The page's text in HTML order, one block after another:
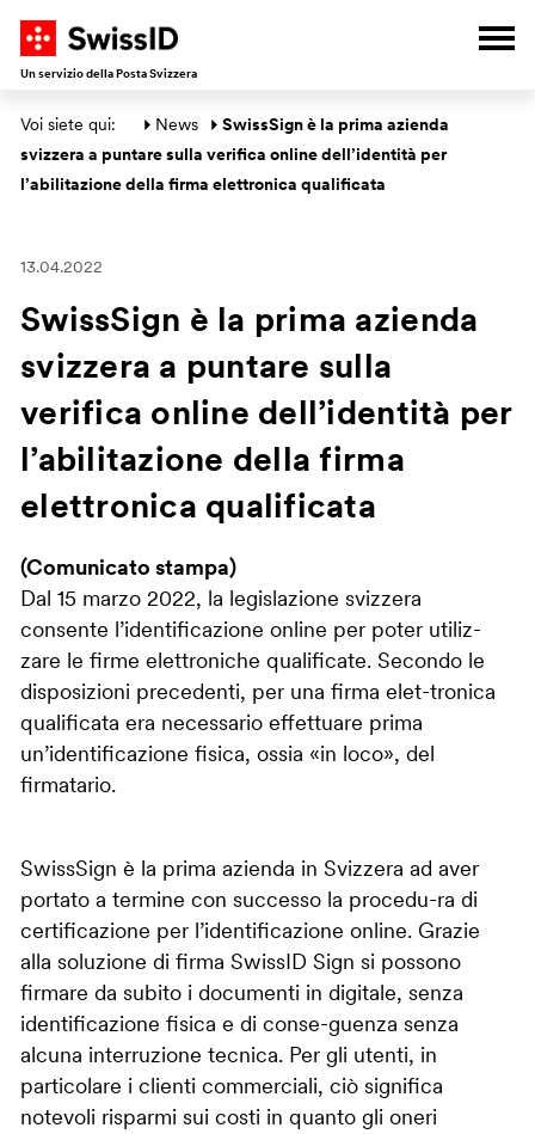
Un servizio della Posta Svizzera
Area principale
Voi siete qui: News
SwissSign è la prima azienda
svizzera a puntare sulla verifica online dell’identità per
l’abilitazione della firma elettronica qualificata
13.04.2022
SwissSign è la prima azienda
svizzera a puntare sulla
verifica online dell’identità per
l’abilitazione della firma
elettronica qualificata
(Comunicato stampa)
Dal 15 marzo 2022, la legislazione svizzera
consente l’identificazione online per poter utiliz-
zare le firme elettroniche qualificate. Secondo le
disposizioni precedenti, per una firma elet-tronica
qualificata era necessario effettuare prima
un’identificazione fisica, ossia «in loco», del
firmatario.
SwissSign è la prima azienda in Svizzera ad aver
portato a termine con successo la procedu-ra di
certificazione per l’identificazione online. Grazie
alla soluzione di firma SwissID Sign si possono
firmare da subito i documenti in digitale, senza
identificazione fisica e di conse-guenza senza
alcuna interruzione tecnica. Per gli utenti, in
particolare i clienti commerciali, ciò significa
notevoli risparmi sui costi in quanto gli oneri